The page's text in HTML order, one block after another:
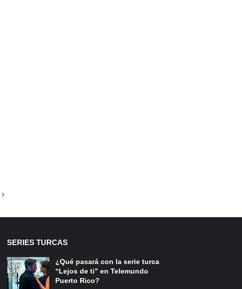
SERIES TURCAS
¿Qué pasará con la serie turca
“Lejos de ti” en Telemundo
Puerto Rico?